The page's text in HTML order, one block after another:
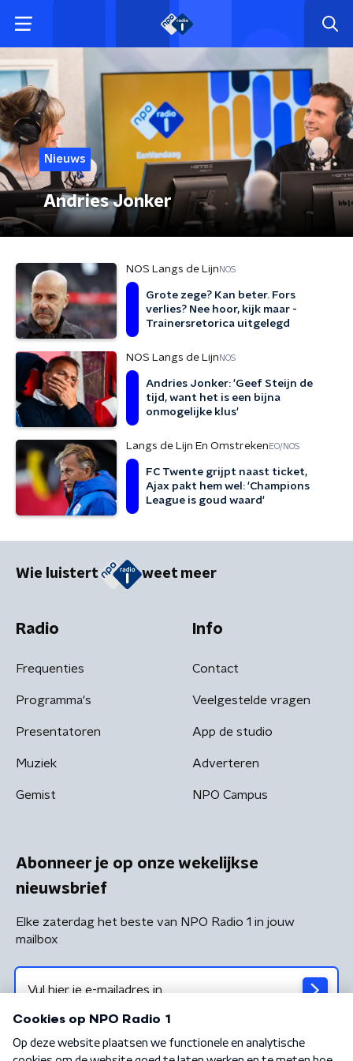
Nieuws
Andries Jonker
NOS Langs de Lijn NOS
Grote zege? Kan beter. Fors
verlies? Nee hoor, kijk maar -
Trainersretorica uitgelegd
NOS Langs de Lijn NOS
Andries Jonker: 'Geef Steijn de
tijd, want het is een bijna
onmogelijke klus'
Langs de Lijn En Omstreken EO/NOS
FC Twente grijpt naast ticket,
Ajax pakt hem wel: 'Champions
League is goud waard'
Wie luistert weet meer
Radio
Frequenties
Programma's
Presentatoren
Muziek
Gemist
Info
Contact
Veelgestelde vragen
App de studio
Adverteren
NPO Campus
Abonneer je op onze wekelijkse
nieuwsbrief
Elke zaterdag het beste van NPO Radio 1 in jouw
mailbox